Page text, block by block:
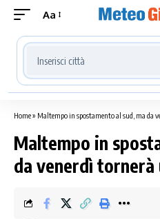
Aa
Cerca località meteo
Home» Maltempo in spostamento al sud, ma da
Maltempo in
da venerdì tornerà